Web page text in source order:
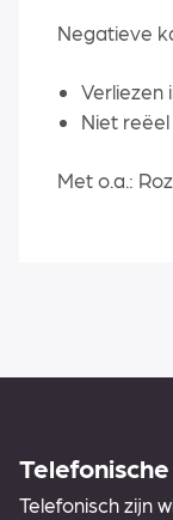
Negatieve
Verliezen
Niet reëel
Met o.a.:
Telefonisch zijn